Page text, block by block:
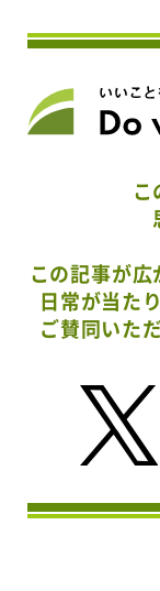
この記事が
日常が当た
ご賛同いた